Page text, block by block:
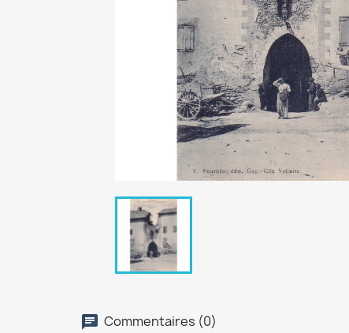
Commentaires (0)